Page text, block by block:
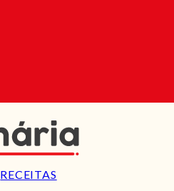
RECEITAS